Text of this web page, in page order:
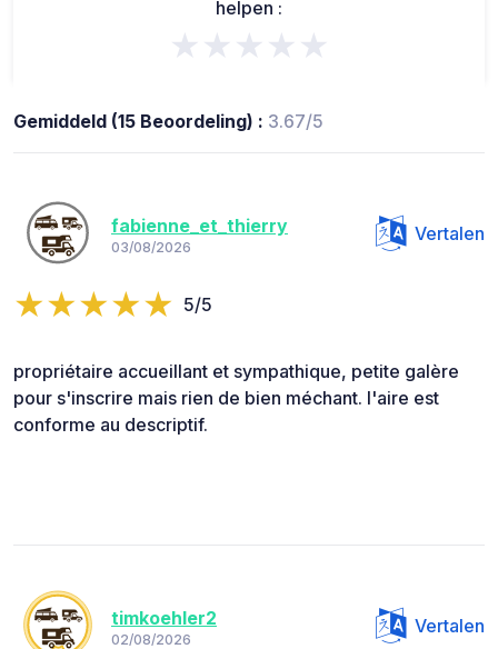
helpen :
★★★★★
Gemiddeld (15 Beoordeling) : 3.67/5
fabienne_et_thierry
03/08/2026
Vertalen
5/5
propriétaire accueillant et sympathique, petite galère
pour s'inscrire mais rien de bien méchant. l'aire est
conforme au descriptif.
timkoehler2
02/08/2026
Vertalen